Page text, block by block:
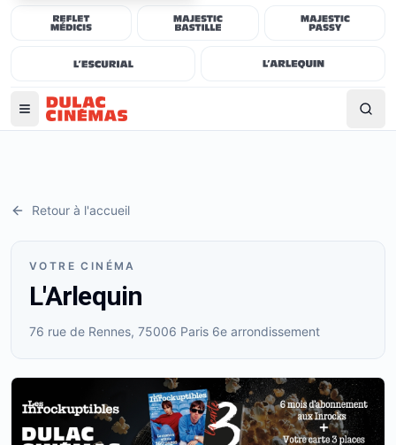
Retour à l'accueil
VOTRE CINÉMA
L'Arlequin
76 rue de Rennes, 75006 Paris 6e arrondissement